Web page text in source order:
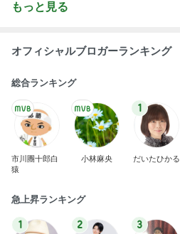
もっと見る
オフィシャルブロガーランキング
総合ランキング
市川團十郎白
猿
小林麻央
1
だいたひかる
急上昇ランキング
1 2 3